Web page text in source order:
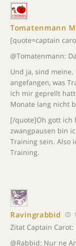
Tomatenmann
[quote=captain
@Tomatenmann:
Und ja, sind
angefangen, was
ich mir geprellt
Monate lang nicht
[/quote]Oh gott ich
zwangpausen bin
Training sein. Also
Training.
Ravingrabbid
Zitat Captain Carot:
@Rabbid: Nur ne